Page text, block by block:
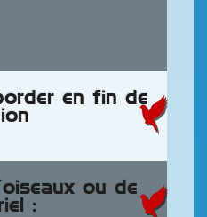
en fin de
ou de
: